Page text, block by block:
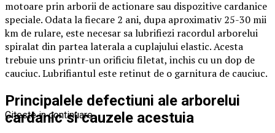
motoare prin arborii de actionare sau dispozitive cardanice
speciale. Odata la fiecare 2 ani, dupa aproximativ 25-30 mii
km de rulare, este necesar sa lubrifiezi racordul arborelui
spiralat din partea laterala a cuplajului elastic. Acesta
trebuie uns printr-un orificiu filetat, inchis cu un dop de
cauciuc. Lubrifiantul este retinut de o garnitura de cauciuc.
Principalele defectiuni ale arborelui
cardanic si cauzele acestuia
Citeste in continuare